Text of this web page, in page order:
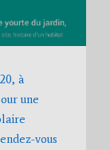
à
une
vous